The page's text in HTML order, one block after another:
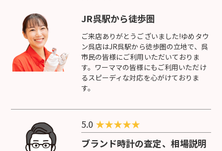
JR呉駅から徒歩圏
ご来店ありがとうございました!ゆめタウ
ン呉店はJR呉駅から徒歩圏の立地で、呉
市民の皆様にご利用いただいておりま
す。ワーママの皆様にもご利用いただけ
るスピーディな対応を心がけておりま
す。
5.0 ★★★★★
ブランド時計の査定、相場説明